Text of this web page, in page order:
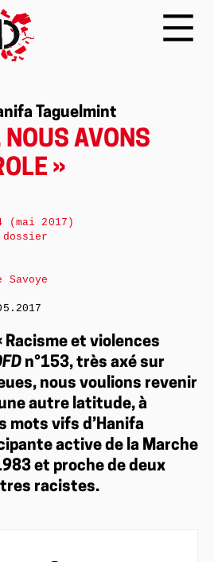
Taguelmint
AVONS
»
Racisme et violences
n°153, très axé sur
nous voulions revenir
autre latitude, à
mots vifs d’Hanifa
active de la Marche
et proche de deux
racistes.
(mai 2017)
dossier
Savoye